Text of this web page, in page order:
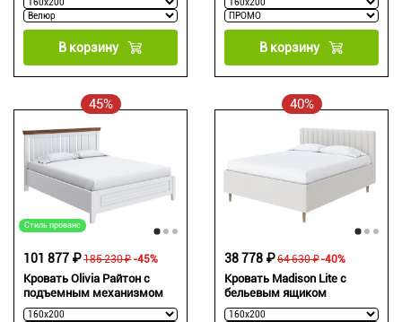
В корзину В корзину
45%
Стиль прованс
Кровать Olivia Райтон с
подъемным механизмом
185 230 ₽
101 877 ₽ -45%
40%
Кровать Madison Lite с
бельевым ящиком
64 630 ₽
38 778 ₽ -40%